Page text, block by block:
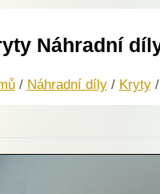
Náhradní
/ Náhradní díly/ Kryty/